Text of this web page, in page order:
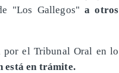
"Los Gallegos"a otros
por el Tribunal Oral en lo
está en trámite.